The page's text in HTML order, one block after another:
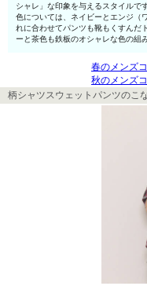
シャレ」な印象を与えるスタイルです
色については、ネイビーとエンジ（
れに合わせてパンツも靴もくすんだ
ーと茶色も鉄板のオシャレな色の組
春のメンズ
秋のメンズ
柄シャツスウェットパンツのこ